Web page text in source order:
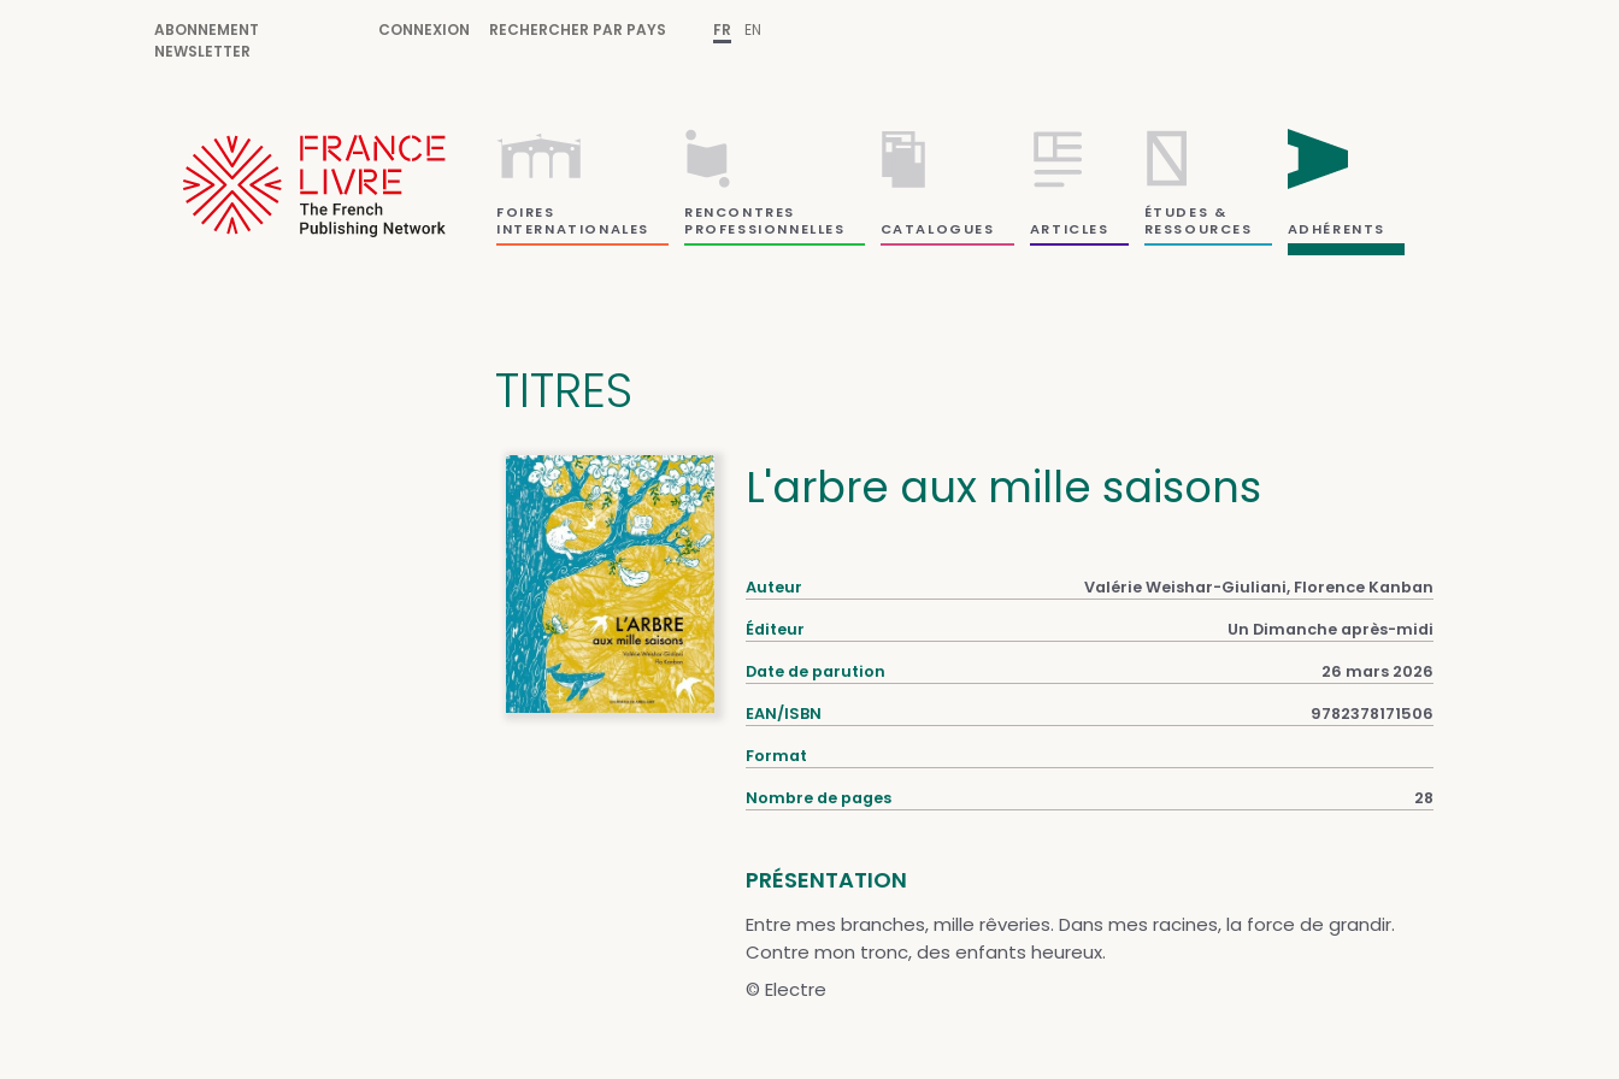
ABONNEMENT
NEWSLETTER
CONNEXION RECHERCHER PAR PAYS FR EN
FOIRES
INTERNATIONALES
RENCONTRES
PROFESSIONNELLES
CATALOGUES ARTICLES
ÉTUDES &
RESSOURCES
ADHÉRENTS
TITRES
L'arbre aux mille saisons
Auteur Valérie Weishar-Giuliani, Florence Kanban
Éditeur Un Dimanche après-midi
Date de parution 26 mars 2026
EAN/ISBN 9782378171506
Format
Nombre de pages 28
PRÉSENTATION
Entre mes branches, mille rêveries. Dans mes racines, la force de grandir.
Contre mon tronc, des enfants heureux.
© Electre